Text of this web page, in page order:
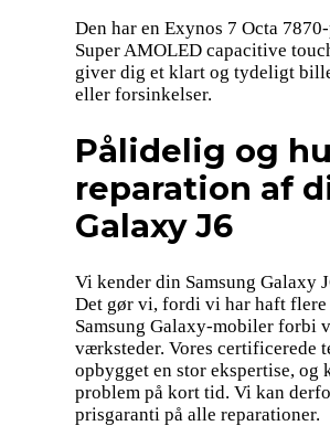
Den har en Exynos 7 Octa
Super AMOLED capacitive
giver dig et klart og tydeligt
eller forsinkelser.
Pålidelig og
reparation af
Galaxy J6
Vi kender din Samsung Galaxy
Det gør vi, fordi vi har haft flere
Samsung Galaxy-mobiler forbi
værksteder. Vores certificerede
opbygget en stor ekspertise, og
problem på kort tid. Vi kan
prisgaranti på alle reparationer.